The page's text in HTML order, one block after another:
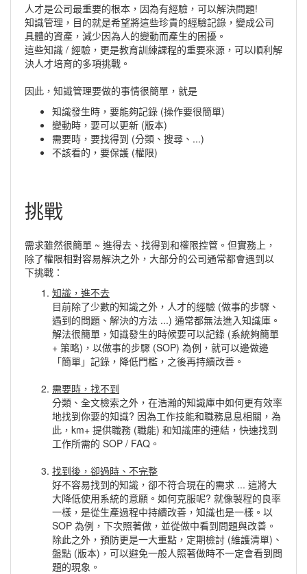
人才是公司最重要的根本，因為有經驗，可以解決問題!
知識管理，目的就是希望將這些珍貴的經驗記錄，變成公司
具體的資產，減少因為人的變動而產生的困擾。
這些知識 / 經驗，更是教育訓練課程的重要來源，可以順利解
決人才培育的多項挑戰。
因此，知識管理要做的事情很簡單，就是
知識發生時，要能夠記錄 (操作要很簡單)
變動時，要可以更新 (版本)
需要時，要找得到 (分類、搜尋、...)
不該看的，要保護 (權限)
挑戰
需求雖然很簡單 ~ 進得去、找得到和權限控管。但實務上，
除了權限相對容易解決之外，大部分的公司通常都會遇到以
下挑戰：
知識，進不去
目前除了少數的知識之外，人才的經驗 (做事的步驟、
遇到的問題、解決的方法 ...) 通常都無法進入知識庫。
解法很簡單，知識發生的時候要可以記錄 (系統夠簡單
+ 策略)，以做事的步驟 (SOP) 為例，就可以邊做邊
「簡單」記錄，降低門檻，之後再持續改善。
需要時，找不到
分類、全文檢索之外，在浩瀚的知識庫中如何更有效率
地找到你要的知識? 因為工作技能和職務息息相關，為
此，km+ 提供職務 (職能) 和知識庫的連結，快速找到
工作所需的 SOP / FAQ。
找到後，卻過時、不完整
好不容易找到的知識，卻不符合現在的需求 ... 這將大
大降低使用系統的意願。如何克服呢? 就像製程的良率
一樣，是從生產過程中持續改善，知識也是一樣。以
SOP 為例，下次照著做，並從做中看到問題與改善。
除此之外，預防更是一大重點，定期檢討 (維護清單)、
盤點 (版本)，可以避免一般人照著做時不一定會看到問
題的現象。